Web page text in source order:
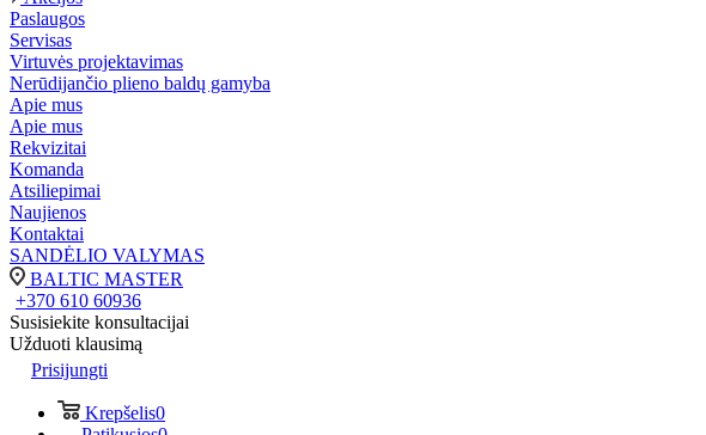
Paslaugos
Servisas
Virtuvės projektavimas
Nerūdijančio plieno baldų gamyba
Apie mus
Apie mus
Rekvizitai
Komanda
Atsiliepimai
Naujienos
Kontaktai
SANDĖLIO VALYMAS
BALTIC MASTER
+370 610 60936
Susisiekite konsultacijai
Užduoti klausimą
Prisijungti
Krepšelis0